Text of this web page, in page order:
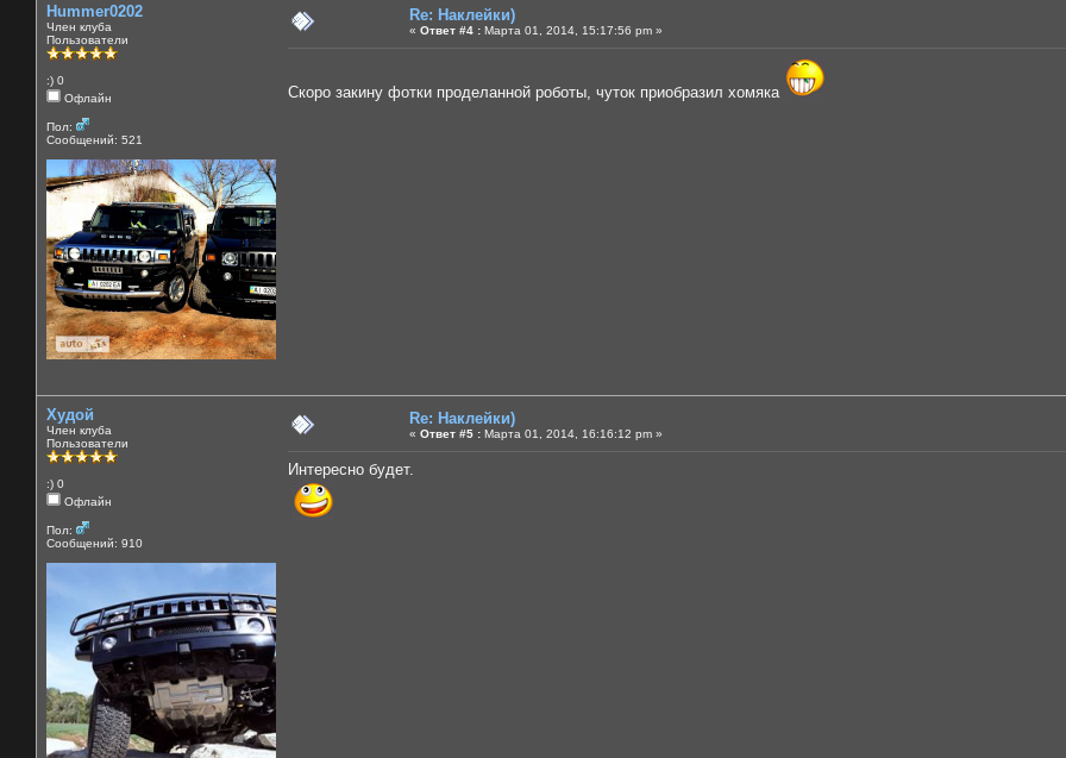
Hummer0202
Член клуба
Пользователи
:) 0
Офлайн
Пол:
Сообщений: 521
Re: Наклейки)
« Ответ #4 : Марта 01, 2014, 15:17:56 pm »
Скоро закину фотки проделанной роботы, чуток приобразил хомяка
Худой
Член клуба
Пользователи
:) 0
Офлайн
Пол:
Сообщений: 910
Re: Наклейки)
« Ответ #5 : Марта 01, 2014, 16:16:12 pm »
Интересно будет.